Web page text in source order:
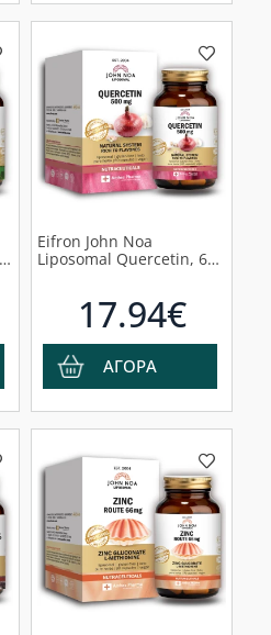
Eifron John Noa
Liposomal Quercetin, 60
17.94€
ΑΓΟΡΑ